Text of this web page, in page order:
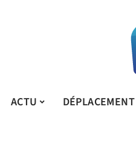
ACTU DÉPLACEMENT